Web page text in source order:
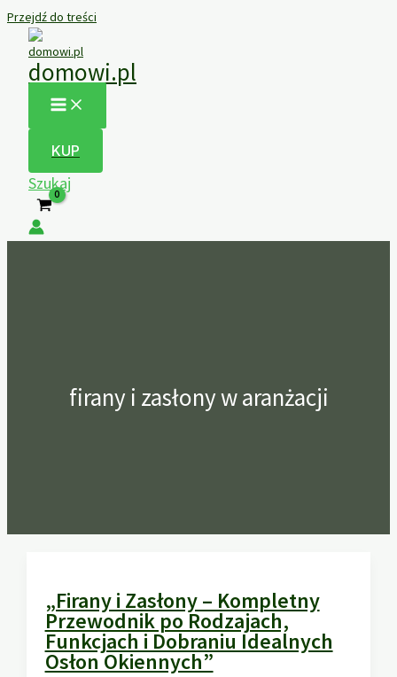
Przejdź do treści
domowi.pl
KUP
Szukaj
firany i zasłony w aranżacji
„Firany i Zasłony – Kompletny
Przewodnik po Rodzajach,
Funkcjach i Dobraniu Idealnych
Osłon Okiennych”